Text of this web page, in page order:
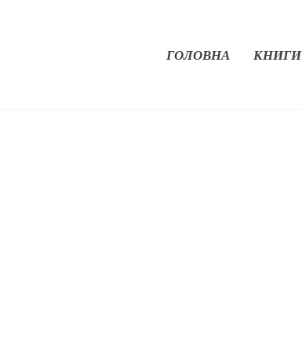
ГОЛОВНА КНИГИ